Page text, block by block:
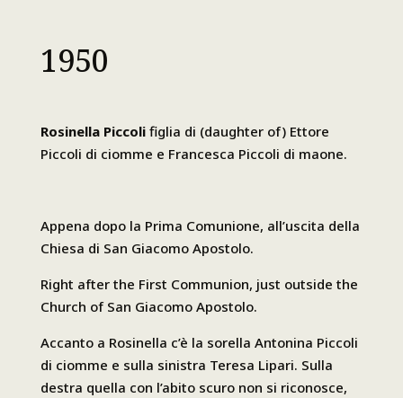
1950
Rosinella Piccolifiglia di (daughter of) Ettore
Piccoli di ciomme e Francesca Piccoli di maone.
Appena dopo la Prima Comunione, all’uscita della
Chiesa di San Giacomo Apostolo.
Right after the First Communion, just outside the
Church of San Giacomo Apostolo.
Accanto a Rosinella c’è la sorella Antonina Piccoli
di ciomme e sulla sinistra Teresa Lipari. Sulla
destra quella con l’abito scuro non si riconosce,